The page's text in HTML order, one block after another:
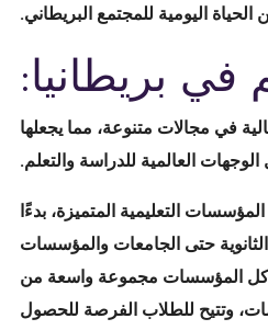
الحياة اليومية للمجتمع البريطاني.
في بريطانيا:
في مجالات متنوعة، مما يجعلها
العالمية للدراسة والتعلم.
التعليمية المتميزة، بدءًا
حتى الجامعات والمؤسسات
كل المؤسسات مجموعة واسعة من
وتتيح للطلاب الفرصة للحصول